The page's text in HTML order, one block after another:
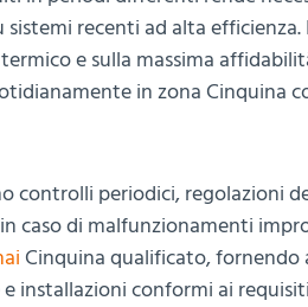
recenti ad alta
e sulla massima
in zona Cinquina
controlli periodici, regolazioni
caso di malfunzionamenti
Cinquina qualificato, fornendo
installazioni conformi ai